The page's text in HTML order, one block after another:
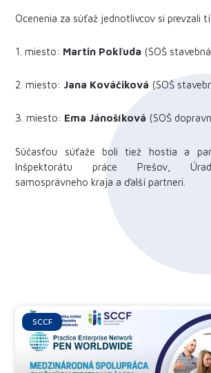
Ocenenia za súťaž jednotlivcov si prevzali
1. miesto: Martin Pokľuda (SOŠ
2. miesto: Jana Kováčiková (SOŠ
3. miesto: Ema Jánošíková (SOŠ
Súčasťou súťaže boli tiež hostia a
Inšpektorátu práce Prešov,
samosprávneho kraja a ďalší partneri.
Ďalšie
SCCF